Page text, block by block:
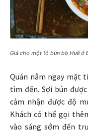
Giá cho một tô bún bò Huế ở
Quán nằm ngay mặt
tìm đến. Sợi bún
cảm nhận được độ
Khách có thể gọi
vào sáng sớm đến